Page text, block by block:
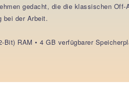
gedacht, die die klassischen Off-
bei der Arbeit.
RAM • 4 GB verfügbarer